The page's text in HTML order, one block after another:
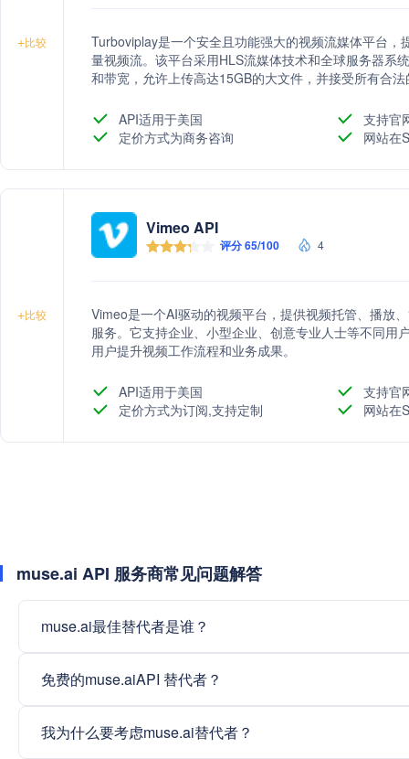
+比较
Turboviplay是一个安全且功能强大的视频流媒体平台
量视频流。该平台采用HLS流媒体技术和全球服务器系
和带宽，允许上传高达15GB的大文件，并接受所有合
API适用于美国
支持官
定价方式为商务咨询
网站在
+比较
Vimeo API
评分 65/100 4
Vimeo是一个AI驱动的视频平台，提供视频托管、播放
服务。它支持企业、小型企业、创意专业人士等不同用
用户提升视频工作流程和业务成果。
API适用于美国
支持官
定价方式为订阅,支持定制
网站在
muse.ai API 服务商常见问题解答
muse.ai最佳替代者是谁？
免费的muse.aiAPI 替代者？
我为什么要考虑muse.ai替代者？